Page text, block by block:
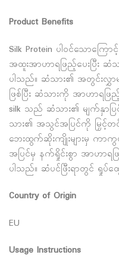
Product Benefits
Silk Protein ပါဝင်သောကြေ
အထူးအာဟာရဖြည့်ပေးပြီး ဆံ
ပါသည်။ ဆံသား၏ အတွင်းလွှာမ
ဖြစ်ပြီး ဆံသားကို အာဟာရဖ
silk သည် ဆံသား၏ မျက်နှာပြ
သား၏ အသွင်အပြင်ကို မြှင့်တင်
ဘေးထွက်ဆိုးကျိုးများမှ က
အပြင်မှ နက်ရှိုင်းစွာ အာဟာရဖြည့်
ပါသည်။ ဆံပင်ဖြီးရာတွင် ရှုပ်
Country of Origin
EU
Usage Instructions